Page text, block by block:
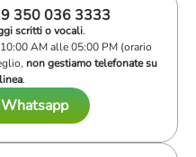
350 036 3333
scritti o vocali.
AM alle 05:00 PM (orario
non gestiamo telefonate su
.